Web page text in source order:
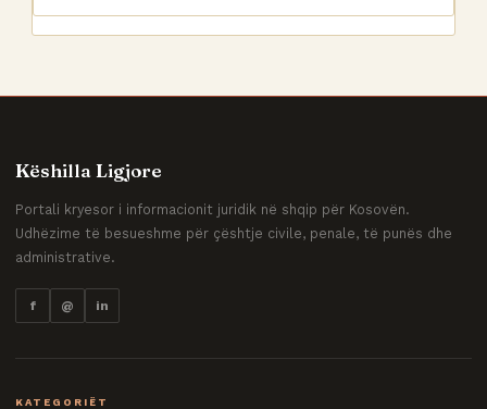
Këshilla Ligjore
Portali kryesor i informacionit juridik në shqip për Kosovën.
Udhëzime të besueshme për çështje civile, penale, të punës dhe
administrative.
f @ in
KATEGORIËT